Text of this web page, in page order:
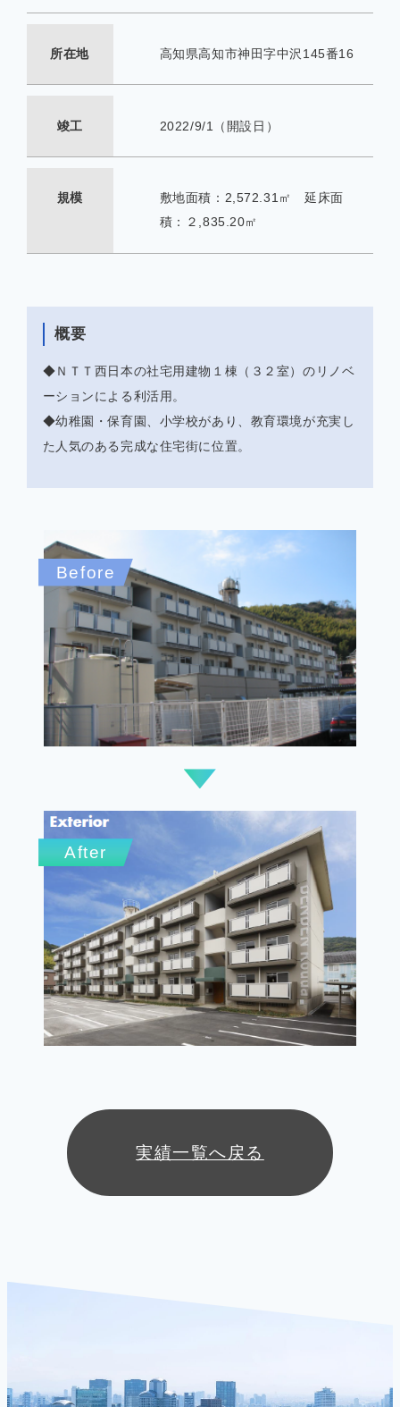
所在地 高知県高知市神田字中沢145番16
竣工 2022/9/1（開設日）
規模
敷地面積：2,572.31㎡ 延床面
積：２,835.20㎡
概要
◆ＮＴＴ西日本の社宅用建物１棟（３２室）のリノベ
ーションによる利活用。
◆幼稚園・保育園、小学校があり、教育環境が充実し
た人気のある完成な住宅街に位置。
Before
After
実績一覧へ戻る